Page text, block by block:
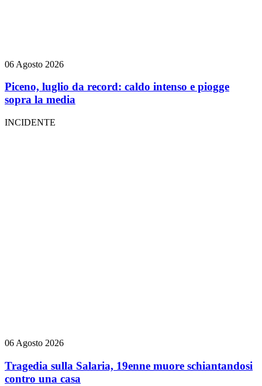
06 Agosto 2026
Piceno, luglio da record: caldo intenso e piogge
sopra la media
INCIDENTE
06 Agosto 2026
Tragedia sulla Salaria, 19enne muore schiantandosi
contro una casa